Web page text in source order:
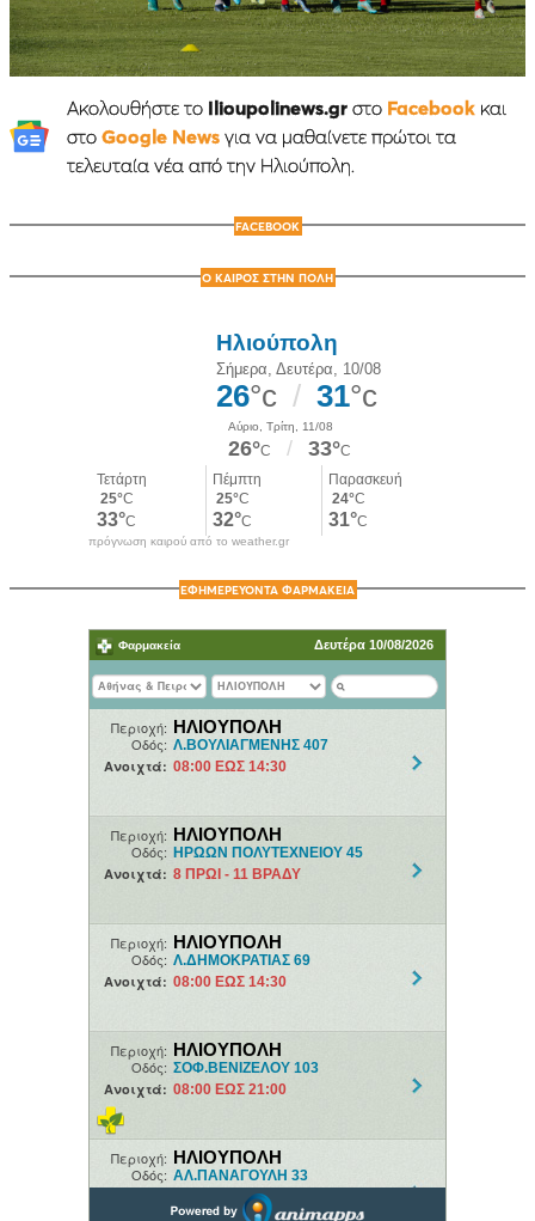
Ακολουθήστε το Ilioupolinews.grστο Facebookκαι
στο Google Newsγια να μαθαίνετε πρώτοι τα
τελευταία νέα από την Ηλιούπολη.
FACEBOOK
Ο ΚΑΙΡΟΣ ΣΤΗΝ ΠΟΛΗ
πρόγνωση καιρού από το weather.gr
ΕΦΗΜΕΡΕΥΟΝΤΑ ΦΑΡΜΑΚΕΙΑ